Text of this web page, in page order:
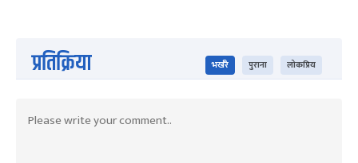
प्रतिक्रिया भर्खरै पुराना लोकप्रिय